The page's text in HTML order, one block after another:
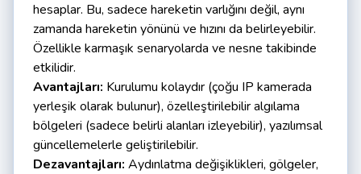
hesaplar. Bu, sadece hareketin varlığını değil, aynı
zamanda hareketin yönünü ve hızını da belirleyebilir.
Özellikle karmaşık senaryolarda ve nesne takibinde
etkilidir.
Avantajları: Kurulumu kolaydır (çoğu IP kamerada
yerleşik olarak bulunur), özelleştirilebilir algılama
bölgeleri (sadece belirli alanları izleyebilir), yazılımsal
güncellemelerle geliştirilebilir.
Dezavantajları: Aydınlatma değişiklikleri, gölgeler,